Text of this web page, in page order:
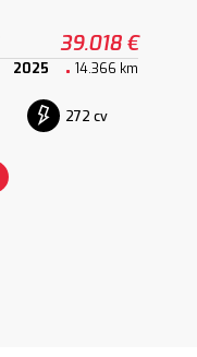
39.018 €
2025 14.366 km
272 cv